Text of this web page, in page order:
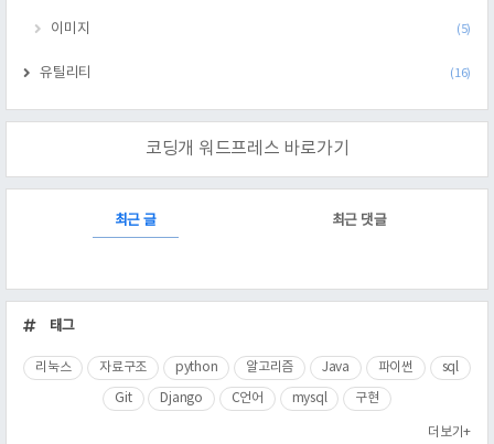
이미지 (5)
유틸리티 (16)
코딩개 워드프레스 바로가기
최근 글 최근 댓글
근
글
태그
리눅스 자료구조 python 알고리즘 Java 파이썬 sql
Git Django C언어 mysql 구현
더보기+